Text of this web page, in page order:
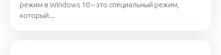
режим в Windows 10 – это специальный режим,
который...